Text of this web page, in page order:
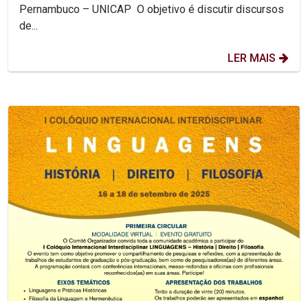
Pernambuco – UNICAP O objetivo é discutir discursos
de...
LER MAIS